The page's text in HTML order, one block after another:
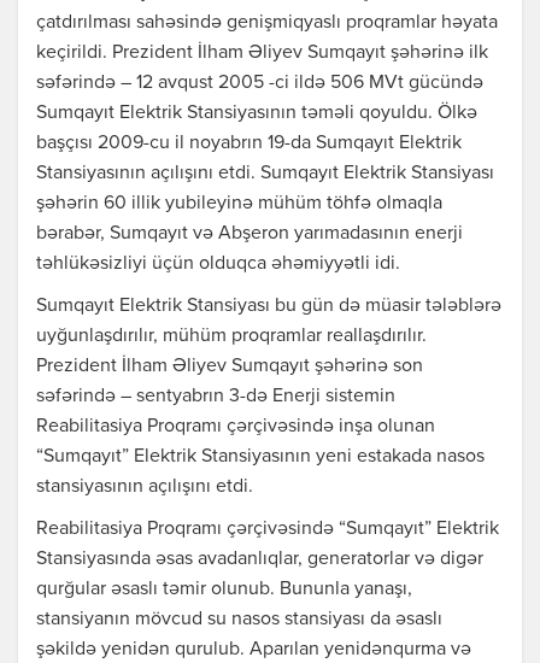
çatdırılması sahəsində genişmiqyaslı proqramlar həyata
keçirildi. Prezident İlham Əliyev Sumqayıt şəhərinə ilk
səfərində – 12 avqust 2005 -ci ildə 506 MVt gücündə
Sumqayıt Elektrik Stansiyasının təməli qoyuldu. Ölkə
başçısı 2009-cu il noyabrın 19-da Sumqayıt Elektrik
Stansiyasının açılışını etdi. Sumqayıt Elektrik Stansiyası
şəhərin 60 illik yubileyinə mühüm töhfə olmaqla
bərabər, Sumqayıt və Abşeron yarımadasının enerji
təhlükəsizliyi üçün olduqca əhəmiyyətli idi.
Sumqayıt Elektrik Stansiyası bu gün də müasir tələblərə
uyğunlaşdırılır, mühüm proqramlar reallaşdırılır.
Prezident İlham Əliyev Sumqayıt şəhərinə son
səfərində – sentyabrın 3-də Enerji sistemin
Reabilitasiya Proqramı çərçivəsində inşa olunan
“Sumqayıt” Elektrik Stansiyasının yeni estakada nasos
stansiyasının açılışını etdi.
Reabilitasiya Proqramı çərçivəsində “Sumqayıt” Elektrik
Stansiyasında əsas avadanlıqlar, generatorlar və digər
qurğular əsaslı təmir olunub. Bununla yanaşı,
stansiyanın mövcud su nasos stansiyası da əsaslı
şəkildə yenidən qurulub. Aparılan yenidənqurma və